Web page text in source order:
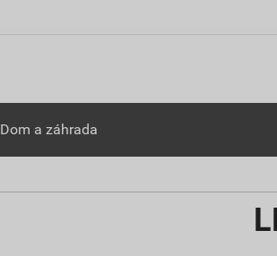
Dom a záhrada